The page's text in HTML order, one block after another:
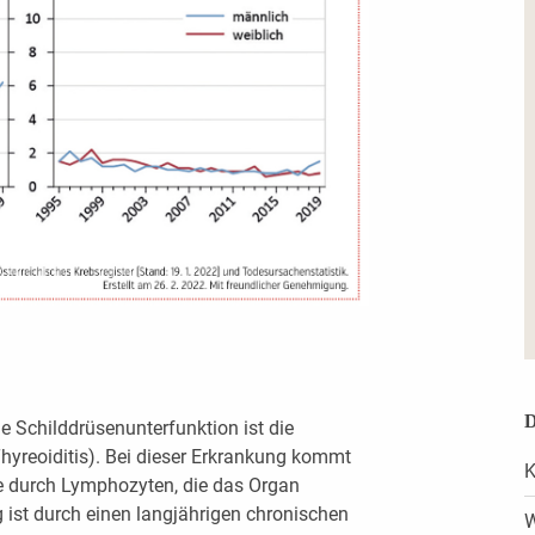
Schilddrüsenunterfunktion ist die
Bei dieser Erkrankung kommt
Lymphozyten, die das Organ
durch einen langjährigen chronischen